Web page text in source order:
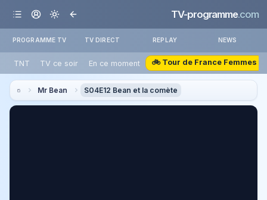
TV-programme.com
PROGRAMME TV TV DIRECT REPLAY NEWS
TNT TV ce soir En ce moment 🚲 Tour de France Femmes
Mr Bean S04E12 Bean et la comète